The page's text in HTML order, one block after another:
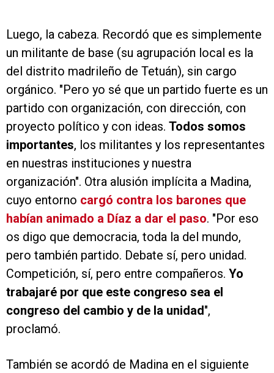
Luego, la cabeza. Recordó que es simplemente
un militante de base (su agrupación local es la
del distrito madrileño de Tetuán), sin cargo
orgánico. "Pero yo sé que un partido fuerte es un
partido con organización, con dirección, con
proyecto político y con ideas. Todos somos
importantes, los militantes y los representantes
en nuestras instituciones y nuestra
organización". Otra alusión implícita a Madina,
cuyo entorno cargó contra los barones que
habían animado a Díaz a dar el paso. "Por eso
os digo que democracia, toda la del mundo,
pero también partido. Debate sí, pero unidad.
Competición, sí, pero entre compañeros. Yo
trabajaré por que este congreso sea el
congreso del cambio y de la unidad",
proclamó.
También se acordó de Madina en el siguiente